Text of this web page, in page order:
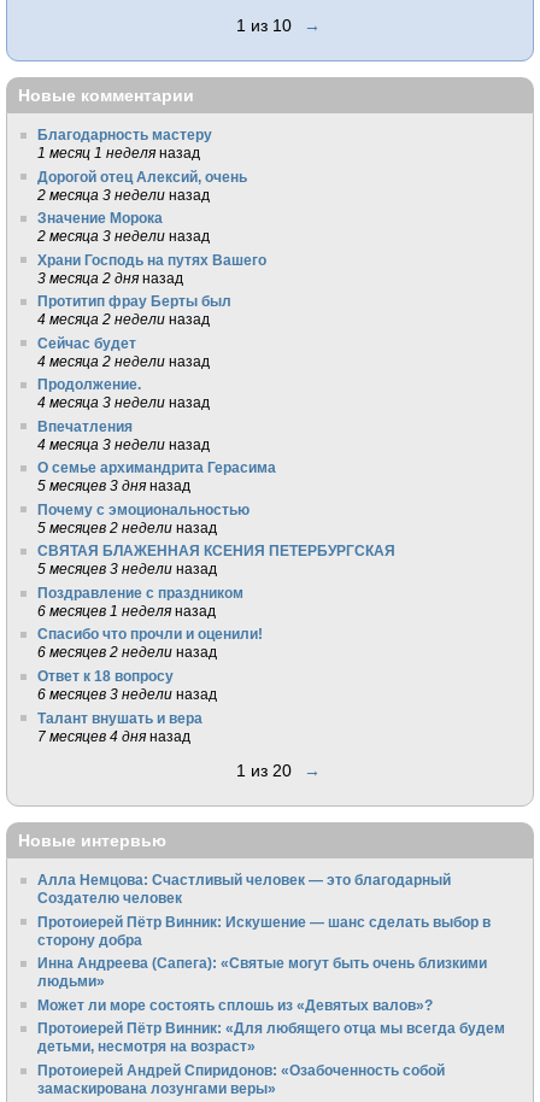
1 из 10 →
Новые комментарии
Благодарность мастеру
1 месяц 1 неделя назад
Дорогой отец Алексий, очень
2 месяца 3 недели назад
Значение Морока
2 месяца 3 недели назад
Храни Господь на путях Вашего
3 месяца 2 дня назад
Протитип фрау Берты был
4 месяца 2 недели назад
Сейчас будет
4 месяца 2 недели назад
Продолжение.
4 месяца 3 недели назад
Впечатления
4 месяца 3 недели назад
О семье архимандрита Герасима
5 месяцев 3 дня назад
Почему с эмоциональностью
5 месяцев 2 недели назад
СВЯТАЯ БЛАЖЕННАЯ КСЕНИЯ ПЕТЕРБУРГСКАЯ
5 месяцев 3 недели назад
Поздравление с праздником
6 месяцев 1 неделя назад
Спасибо что прочли и оценили!
6 месяцев 2 недели назад
Ответ к 18 вопросу
6 месяцев 3 недели назад
Талант внушать и вера
7 месяцев 4 дня назад
1 из 20 →
Новые интервью
Алла Немцова: Счастливый человек — это благодарный
Создателю человек
Протоиерей Пётр Винник: Искушение — шанс сделать выбор в
сторону добра
Инна Андреева (Сапега): «Святые могут быть очень близкими
людьми»
Может ли море состоять сплошь из «Девятых валов»?
Протоиерей Пётр Винник: «Для любящего отца мы всегда будем
детьми, несмотря на возраст»
Протоиерей Андрей Спиридонов: «Озабоченность собой
замаскирована лозунгами веры»